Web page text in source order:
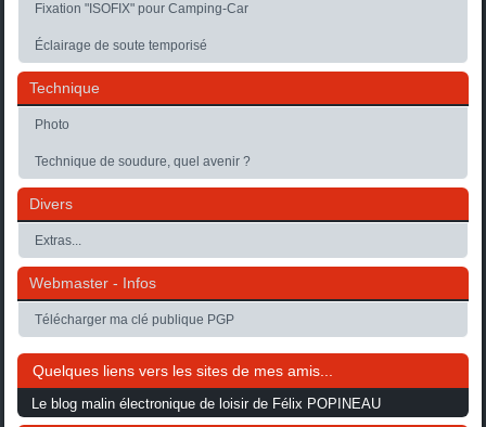
Fixation "ISOFIX" pour Camping-Car
Éclairage de soute temporisé
Technique
Photo
Technique de soudure, quel avenir ?
Divers
Extras...
Webmaster - Infos
Télécharger ma clé publique PGP
Quelques liens vers les sites de mes amis...
Le blog malin électronique de loisir de Félix POPINEAU